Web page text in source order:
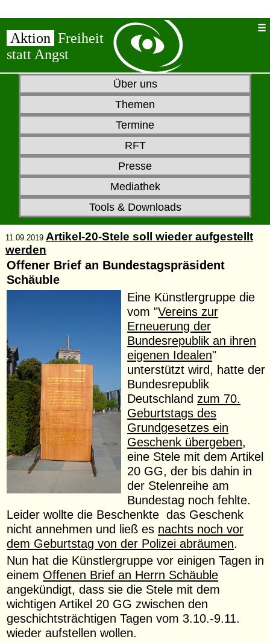
Aktion Freiheit
statt Angst
Über uns
Themen
Termine
RFT
Presse
Mediathek
Tools & Downloads
11.09.2019 Artikel-20-Stele soll wieder aufgestellt
werden
Offener Brief an Bundestagspräsident
Schäuble
Eine Künstlergruppe die
vom "Vereins zur
Erneuerung der
Bundesrepublik an ihren
eigenen Idealen"
unterstützt wird, hatte der
Bundesrepublik
Deutschland zum 70.
Geburtstags des
Grundgesetzes ein
Geschenk übergeben,
eine Stele mit dem Artikel
20 GG, der bis dahin in
der Stelenreihe am
Bundestag noch fehlte.
Leider wollte die Beschenkte das Geschenk
nicht annehmen und ließ es nachts noch vor
dem Geburtstag von der Polizei abräumen.
Nun hat die Künstlergruppe vor einigen Tagen in
einem Offenen Brief an Herrn Schäuble
angekündigt, dass sie die Stele mit dem
wichtigen Artikel 20 GG zwischen den
geschichtsträchtigen Tagen vom 3.10.-9.11.
wieder aufstellen wollen.